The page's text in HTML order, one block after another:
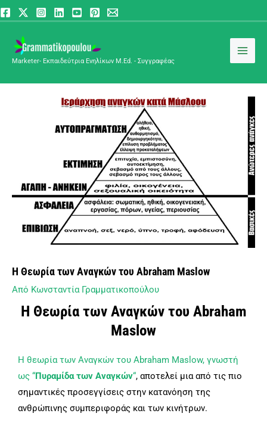
Μετάβαση
στο
περιεχόμενο
Marketer- Εκπαιδεύτρια Ενηλίκων M.Ed. - Συγγραφέας
Η Θεωρία των Αναγκών του Abraham Maslow
Από Κωνσταντία Γραμματικοπούλου
Η Θεωρία των Αναγκών του Abraham
Maslow
Η θεωρία των Αναγκών του Abraham Maslow, γνωστή
ως “Πυραμίδα των Αναγκών“, αποτελεί μια από τις πιο
σημαντικές προσεγγίσεις στην κατανόηση της
ανθρώπινης συμπεριφοράς και των κινήτρων.
Κύλιση
στην
κορυφή